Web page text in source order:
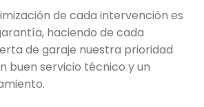
de cada intervención es
haciendo de cada
de garaje nuestra prioridad
buen servicio técnico y un